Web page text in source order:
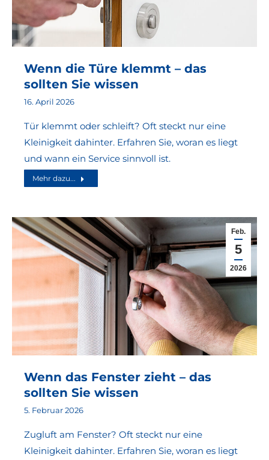
Wenn die Türe klemmt – das
sollten Sie wissen
16. April 2026
Tür klemmt oder schleift? Oft steckt nur eine
Kleinigkeit dahinter. Erfahren Sie, woran es liegt
und wann ein Service sinnvoll ist.
Mehr dazu...
Feb.
5
2026
Wenn das Fenster zieht – das
sollten Sie wissen
5. Februar 2026
Zugluft am Fenster? Oft steckt nur eine
Kleinigkeit dahinter. Erfahren Sie, woran es liegt